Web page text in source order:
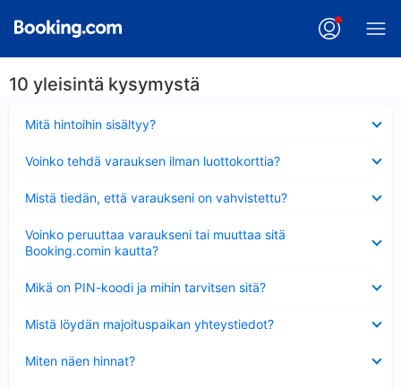
10 yleisintä kysymystä
Mitä hintoihin sisältyy?
Voinko tehdä varauksen ilman luottokorttia?
Mistä tiedän, että varaukseni on vahvistettu?
Voinko peruuttaa varaukseni tai muuttaa sitä
Booking.comin kautta?
Mikä on PIN-koodi ja mihin tarvitsen sitä?
Mistä löydän majoituspaikan yhteystiedot?
Miten näen hinnat?